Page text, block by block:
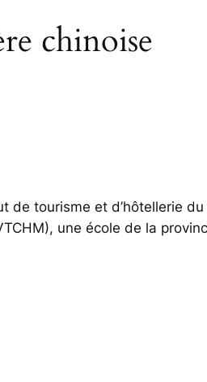
chinoise
de tourisme et d’hôtellerie du
une école de la